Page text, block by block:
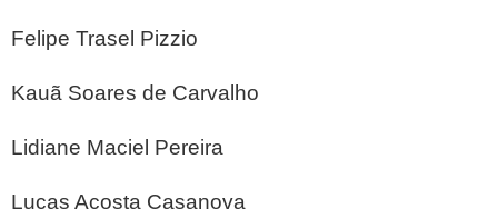
Felipe Trasel Pizzio
Kauã Soares de Carvalho
Lidiane Maciel Pereira
Lucas Acosta Casanova